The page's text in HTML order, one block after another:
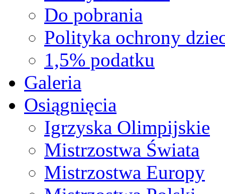
Do pobrania
Polityka ochrony
1,5% podatku
Galeria
Osiągnięcia
Igrzyska Olimpijskie
Mistrzostwa Świata
Mistrzostwa Europy